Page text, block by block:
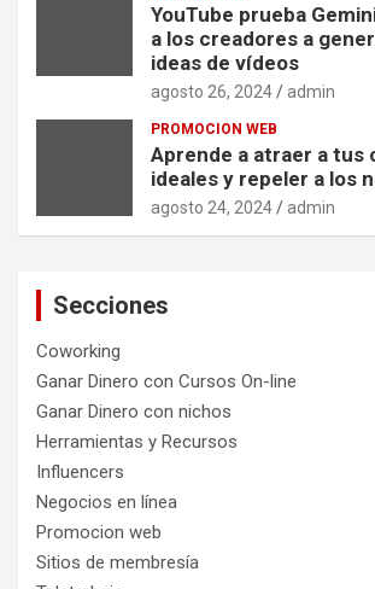
YouTube prueba
a los creadores a
ideas de vídeos
agosto 26, 2024 admin
PROMOCION WEB
Aprende a atraer a tus
ideales y repeler a los
agosto 24, 2024 admin
Secciones
Coworking
Ganar Dinero con Cursos On-line
Ganar Dinero con nichos
Herramientas y Recursos
Influencers
Negocios en línea
Promocion web
Sitios de membresía